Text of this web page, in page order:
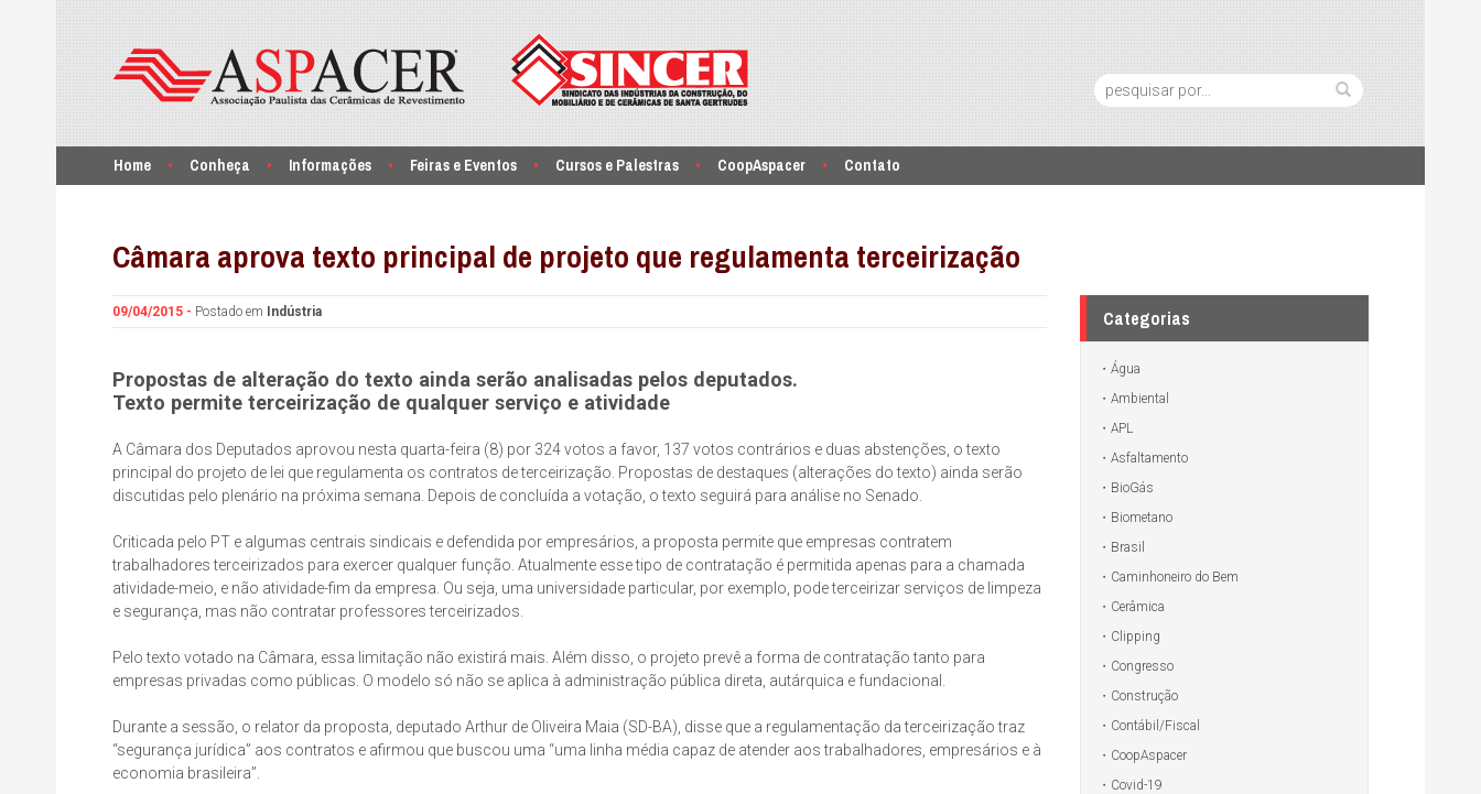
Home Conheça Informações Feiras e Eventos Cursos e Palestras CoopAspacer Contato
Pesquisa:
Câmara aprova texto principal de projeto que regulamenta terceirização
09/04/2015 - Postado em Indústria
Propostas de alteração do texto ainda serão analisadas pelos deputados.
Texto permite terceirização de qualquer serviço e atividade
A Câmara dos Deputados aprovou nesta quarta-feira (8) por 324 votos a favor, 137 votos contrários e duas abstenções, o texto
principal do projeto de lei que regulamenta os contratos de terceirização. Propostas de destaques (alterações do texto) ainda serão
discutidas pelo plenário na próxima semana. Depois de concluída a votação, o texto seguirá para análise no Senado.
Criticada pelo PT e algumas centrais sindicais e defendida por empresários, a proposta permite que empresas contratem
trabalhadores terceirizados para exercer qualquer função. Atualmente esse tipo de contratação é permitida apenas para a chamada
atividade-meio, e não atividade-fim da empresa. Ou seja, uma universidade particular, por exemplo, pode terceirizar serviços de limpeza
e segurança, mas não contratar professores terceirizados.
Pelo texto votado na Câmara, essa limitação não existirá mais. Além disso, o projeto prevê a forma de contratação tanto para
empresas privadas como públicas. O modelo só não se aplica à administração pública direta, autárquica e fundacional.
Durante a sessão, o relator da proposta, deputado Arthur de Oliveira Maia (SD-BA), disse que a regulamentação da terceirização traz
“segurança jurídica” aos contratos e afirmou que buscou uma “uma linha média capaz de atender aos trabalhadores, empresários e à
economia brasileira”.
Categorias
Água
Ambiental
APL
Asfaltamento
BioGás
Biometano
Brasil
Caminhoneiro do Bem
Cerâmica
Clipping
Congresso
Construção
Contábil/Fiscal
CoopAspacer
Covid-19